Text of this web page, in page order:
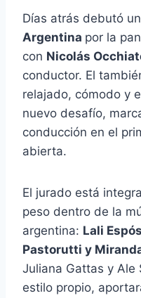
Días atrás debutó
Argentina por la
con Nicolás
conductor. El
relajado, cómodo y
nuevo desafío,
conducción en el
abierta.
El jurado está
peso dentro de la
argentina: Lali
Pastorutti y
Juliana Gattas y Ale
estilo propio,